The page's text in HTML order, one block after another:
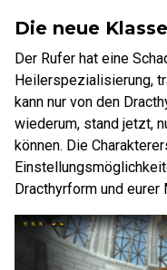
Die neue Klasse
Der Rufer hat eine
Heilerspezialisierung,
kann nur von den
wiederum, stand jetzt,
können. Die
Dracthyrform und eurer